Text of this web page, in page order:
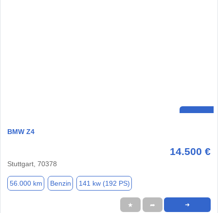
BMW Z4
14.500 €
Stuttgart, 70378
56.000 km Benzin 141 kw (192 PS)
★ ➦ ➜